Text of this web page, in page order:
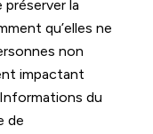
la
qu’elles ne
non
impactant
du